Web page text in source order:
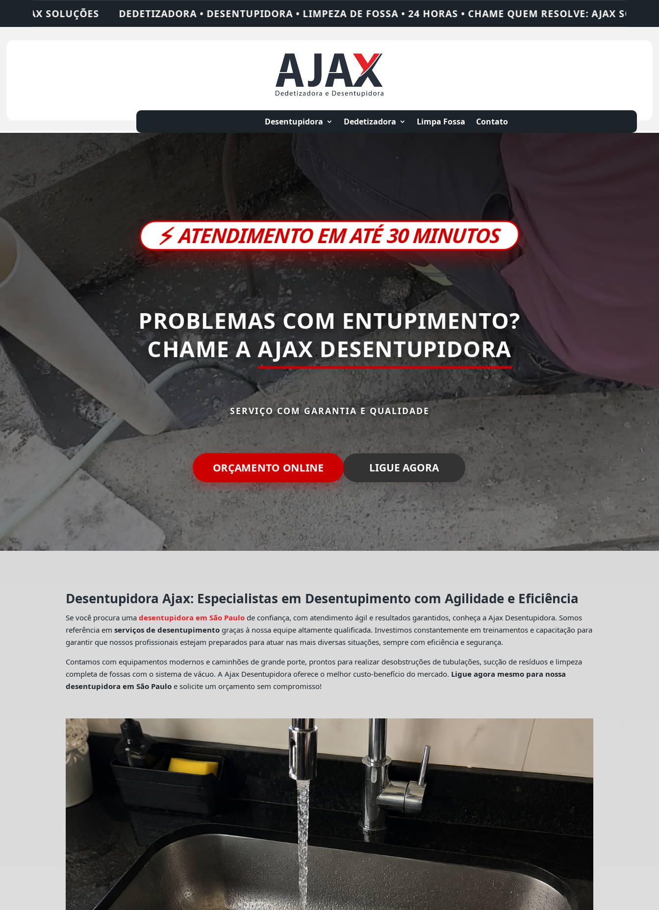
• DESENTUPIDORA • LIMPEZA DE FOSSA • 24 HORAS • CHAME QUEM RESOLVE: AJAX SOLUÇÕES DEDETIZADORA •
Desentupidora Dedetizadora Limpa Fossa Contato
⚡ATENDIMENTO EM ATÉ 30 MINUTOS
PROBLEMAS COM ENTUPIMENTO?
CHAME AAJAX DESENTUPIDORA
SERVIÇO COM GARANTIA E QUALIDADE
ORÇAMENTO ONLINE LIGUE AGORA
Desentupidora Ajax: Especialistas em Desentupimento com Agilidade e Eficiência
Se você procura umadesentupidora em São Paulo de confiança, com atendimento ágil e resultados garantidos, conheça a Ajax Desentupidora. Somos
referência emserviços de desentupimento graças à nossa equipe altamente qualificada. Investimos constantemente em treinamentos e capacitação para
garantir que nossos profissionais estejam preparados para atuar nas mais diversas situações, sempre com eficiência e segurança.
Contamos com equipamentos modernos e caminhões de grande porte, prontos para realizar desobstruções de tubulações, sucção de resíduos e limpeza
completa de fossas com o sistema de vácuo. A Ajax Desentupidora oferece o melhor custo-benefício do mercado. Ligue agora mesmo para nossa
desentupidora em São Paulo e solicite um orçamento sem compromisso!